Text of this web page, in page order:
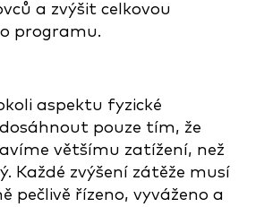
a zvýšit celkovou
programu.
aspektu fyzické
pouze tím, že
většímu zatížení, než
Každé zvýšení zátěže musí
pečlivě řízeno, vyváženo a